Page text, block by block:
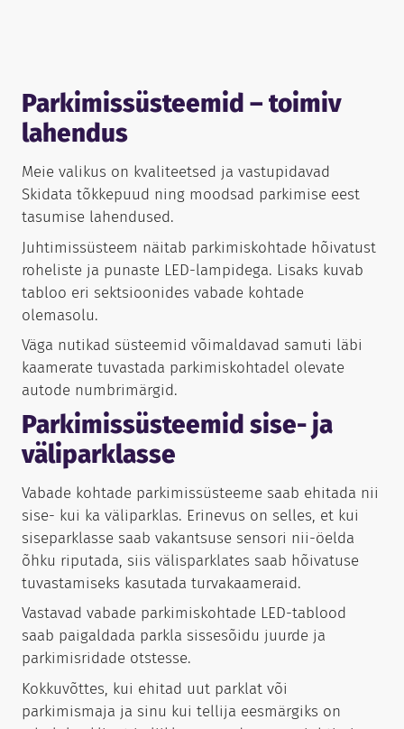
Parkimissüsteemid – toimiv
lahendus
Meie valikus on kvaliteetsed ja vastupidavad
Skidata tõkkepuud ning moodsad parkimise eest
tasumise lahendused.
Juhtimissüsteem näitab parkimiskohtade hõivatust
roheliste ja punaste LED-lampidega. Lisaks kuvab
tabloo eri sektsioonides vabade kohtade
olemasolu.
Väga nutikad süsteemid võimaldavad samuti läbi
kaamerate tuvastada parkimiskohtadel olevate
autode numbrimärgid.
Parkimissüsteemid sise- ja
väliparklasse
Vabade kohtade parkimissüsteeme saab ehitada nii
sise- kui ka väliparklas. Erinevus on selles, et kui
siseparklasse saab vakantsuse sensori nii-öelda
õhku riputada, siis välisparklates saab hõivatuse
tuvastamiseks kasutada turvakaameraid.
Vastavad vabade parkimiskohtade LED-tablood
saab paigaldada parkla sissesõidu juurde ja
parkimisridade otstesse.
Kokkuvõttes, kui ehitad uut parklat või
parkimismaja ja sinu kui tellija eesmärgiks on